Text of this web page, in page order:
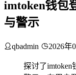
imtoken钱包
与警示
qbadmin 2026年
探讨了